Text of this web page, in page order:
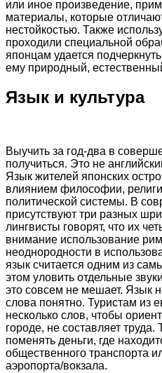
или иное произведение,
материалы, которые
нестойкостью. Также
проходили специальной
японцам удается
ему природный,
Язык и культура
Выучить за год-два в
получиться. Это не
Язык жителей японских
влиянием философии,
политической системы. В
присутствуют три разных
лингвисты говорят, что их
внимание использование
неоднородности в
язык считается одним из
этом уловить отдельные
это совсем не мешает. Язык
слова понятно. Туристам из
несколько слов, чтобы
городе, не составляет труда.
поменять деньги, где
общественного транспорта
аэропорта/вокзала.